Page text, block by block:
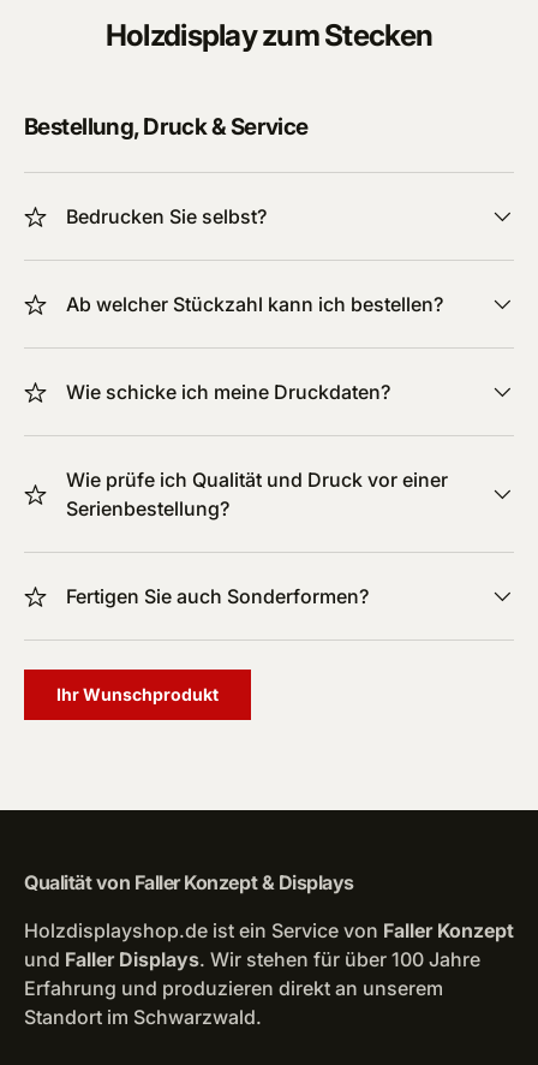
Holzdisplay zum Stecken
Bestellung, Druck & Service
Bedrucken Sie selbst?
Ab welcher Stückzahl kann ich bestellen?
Wie schicke ich meine Druckdaten?
Wie prüfe ich Qualität und Druck vor einer
Serienbestellung?
Fertigen Sie auch Sonderformen?
Ihr Wunschprodukt
Qualität von Faller Konzept & Displays
Holzdisplayshop.de ist ein Service von Faller Konzept
und Faller Displays. Wir stehen für über 100 Jahre
Erfahrung und produzieren direkt an unserem
Standort im Schwarzwald.